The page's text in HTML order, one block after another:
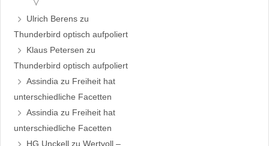
Ulrich Berens zu
Thunderbird optisch aufpoliert
Klaus Petersen zu
Thunderbird optisch aufpoliert
Assindia zu Freiheit hat
unterschiedliche Facetten
Assindia zu Freiheit hat
unterschiedliche Facetten
HG Unckell zuWertvoll –